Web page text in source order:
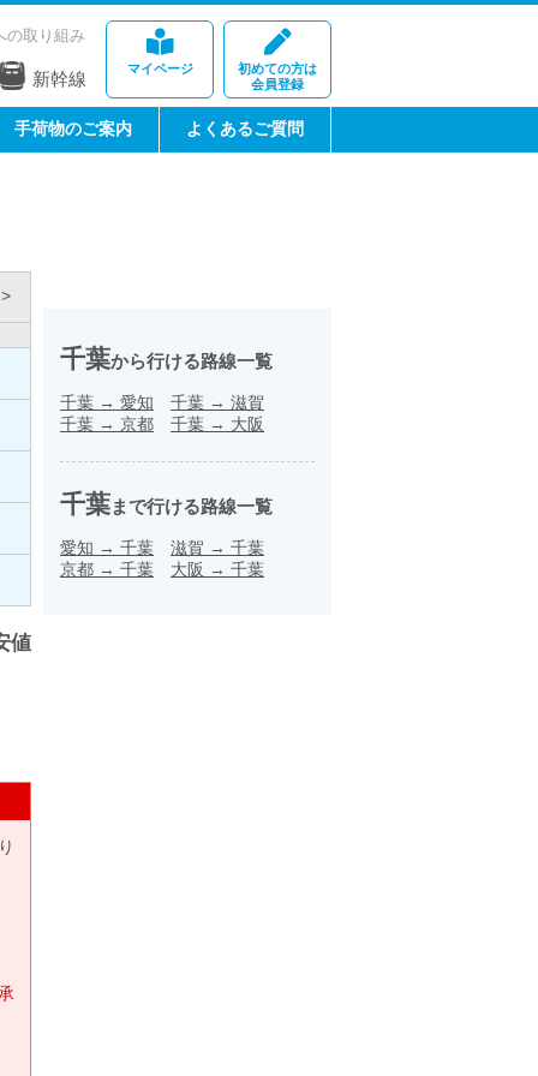
マイページ
初めての方は
会員登録
の取り組み
新幹線
手荷物のご案内 よくあるご質問
値
千葉から行ける路線一覧
千葉 → 愛知 千葉 → 滋賀
千葉 → 京都 千葉 → 大阪
千葉まで行ける路線一覧
愛知 → 千葉 滋賀 → 千葉
京都 → 千葉 大阪 → 千葉